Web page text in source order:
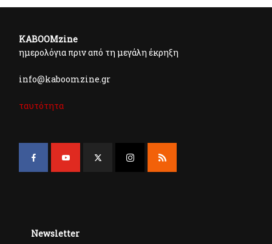
KABOOMzine
ημερολόγια πριν από τη μεγάλη έκρηξη
info@kaboomzine.gr
ταυτότητα
Newsletter